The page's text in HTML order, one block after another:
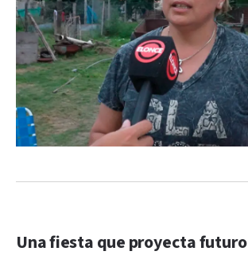
Una fiesta que proyecta futuro